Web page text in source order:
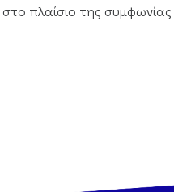
στο πλαίσιο της